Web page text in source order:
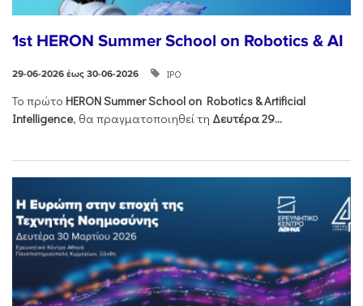
1st HERON Summer School on Robotics & AI
29-06-2026 έως 30-06-2026 ΙΡΟ
Το πρώτο HERONSummerSchool on Robotics &Artificial
Intelligence, θα πραγματοποιηθεί τη Δευτέρα 29...